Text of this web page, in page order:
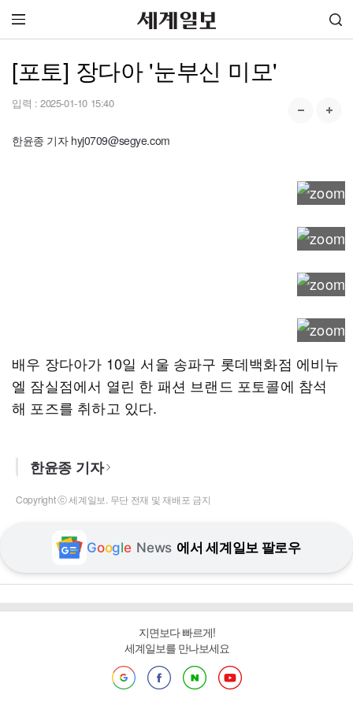
[포토] 장다아 '눈부신 미모'
입력 : 2025-01-10 15:40
한윤종 기자 hyj0709@segye.com
배우 장다아가 10일 서울 송파구 롯데백화점 에비뉴
엘 잠실점에서 열린 한 패션 브랜드 포토콜에 참석
해 포즈를 취하고 있다.
한윤종 기자
Copyright ⓒ 세계일보. 무단 전재 및 재배포 금지
Google News 에서 세계일보 팔로우
지면보다 빠르게!
세계일보를 만나보세요